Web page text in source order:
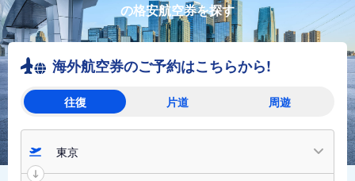
の格安航空券を探す
海外航空券のご予約はこちらから!
往復 片道 周遊
東京